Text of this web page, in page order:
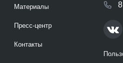
Материалы
Пресс-центр
Контакты